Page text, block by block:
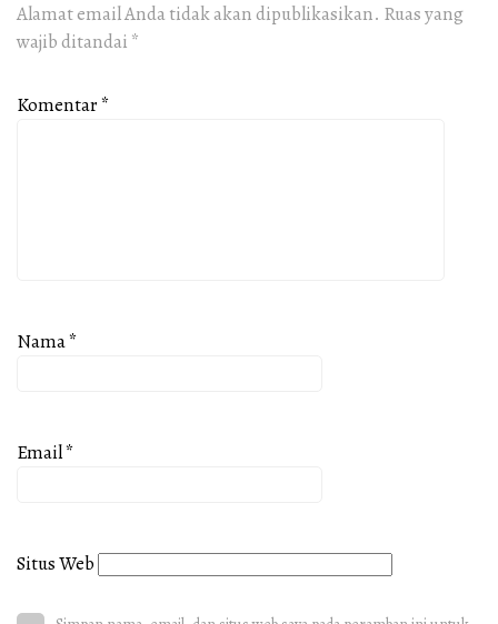
Alamat email Anda tidak akan dipublikasikan. Ruas yang
wajib ditandai *
Komentar*
Nama*
Email*
Situs Web